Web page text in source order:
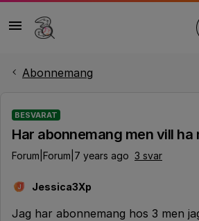
Abonnemang
BESVARAT
Har abonnemang men vill ha
Forum|Forum|7 years ago 3 svar
J Jessica3Xp
Jag har abonnemang hos 3 men